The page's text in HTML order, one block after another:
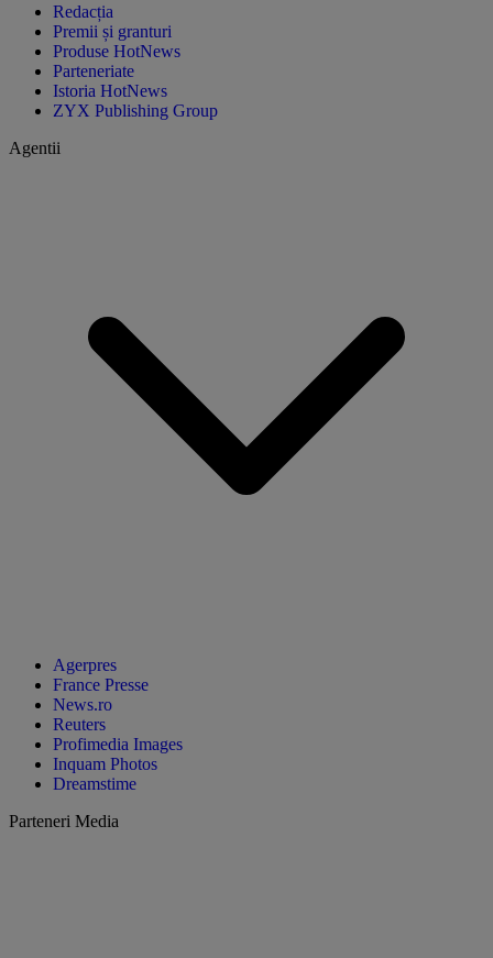
Redacția
Premii și granturi
Produse HotNews
Parteneriate
Istoria HotNews
ZYX Publishing Group
Agentii
Agerpres
France Presse
News.ro
Reuters
Profimedia Images
Inquam Photos
Dreamstime
Parteneri Media